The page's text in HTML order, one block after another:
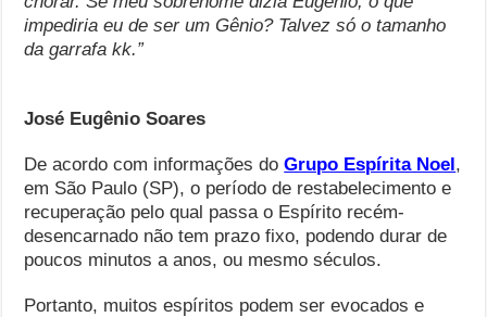
impediria eu de ser um Gênio? Talvez só o tamanho
da garrafa kk.”
José Eugênio Soares
De acordo com informações doGrupo Espírita Noel,
em São Paulo (SP), o período de restabelecimento e
recuperação pelo qual passa o Espírito recém-
desencarnado não tem prazo fixo, podendo durar de
poucos minutos a anos, ou mesmo séculos.
Portanto, muitos espíritos podem ser evocados e